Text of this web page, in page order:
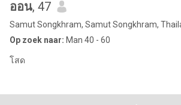
ออน, 47
Samut Songkhram, Samut Songkhram,
Op zoek naar: Man 40 - 60
โสด